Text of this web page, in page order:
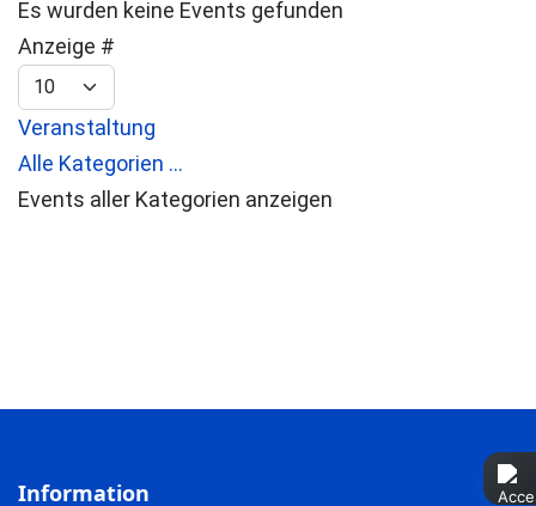
Es wurden keine Events gefunden
Limite der Paginierungsliste
Anzeige #
Veranstaltung
Alle Kategorien ...
Events aller Kategorien anzeigen
Information